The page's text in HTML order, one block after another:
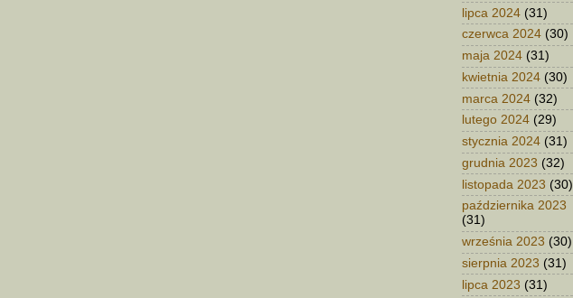
lipca 2024 (31)
czerwca 2024 (30)
maja 2024 (31)
kwietnia 2024 (30)
marca 2024 (32)
lutego 2024 (29)
stycznia 2024 (31)
grudnia 2023 (32)
listopada 2023 (30)
października 2023
(31)
września 2023 (30)
sierpnia 2023 (31)
lipca 2023 (31)